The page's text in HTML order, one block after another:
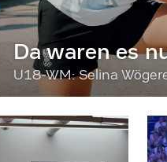
Da waren es
U18-WM: Selina